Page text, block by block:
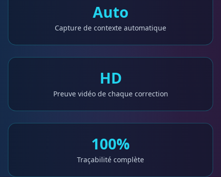
Auto
Capture de contexte automatique
HD
Preuve vidéo de chaque correction
100%
Traçabilité complète